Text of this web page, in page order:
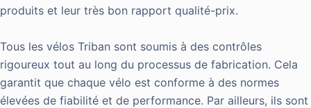
produits et leur très bon rapport qualité-prix.
Tous les vélos Triban sont soumis à des contrôles
rigoureux tout au long du processus de fabrication. Cela
garantit que chaque vélo est conforme à des normes
élevées de fiabilité et de performance. Par ailleurs, ils sont